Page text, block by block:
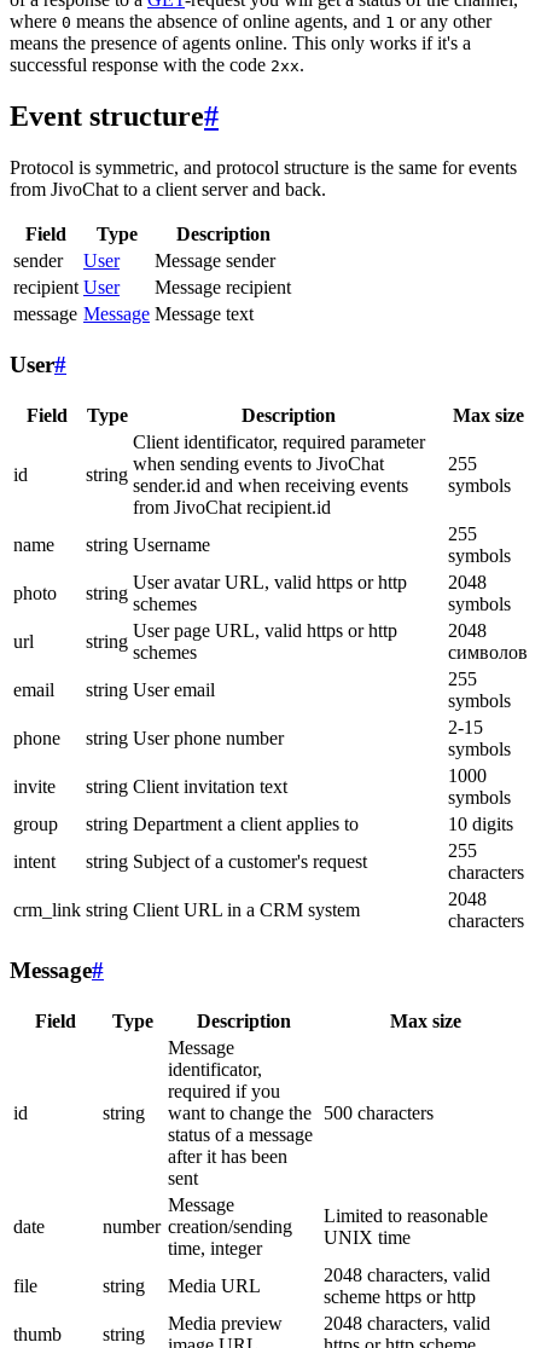
where 0 means the absence of online agents, and 1 or any other
means the presence of agents online. This only works if it's a
successful response with the code 2xx.
Event structure#
Protocol is symmetric, and protocol structure is the same for events
from JivoChat to a client server and back.
Field Type
Description
sender
User
Message sender
recipient User
Message recipient
message Message Message text
User#
Field Type Description Max size
id string
Client identificator, required parameter
when sending events to JivoChat
sender.id and when receiving events
from JivoChat recipient.id
255
symbols
name string Username
255
symbols
photo
string
User avatar URL, valid https or http
schemes
2048
symbols
url
string
User page URL, valid https or http
schemes
2048
символов
email
string User email
255
symbols
phone
string User phone number
2-15
symbols
invite
string Client invitation text
1000
symbols
group
string Department a client applies to
10 digits
intent
string Subject of a customer's request
255
characters
crm_link string Client URL in a CRM system
2048
characters
Message#
Field Type Description Max size
id string
Message
identificator,
required if you
want to change the
status of a message
after it has been
sent
500 characters
date number
Message
creation/sending
time, integer
Limited to reasonable
UNIX time
file string Media URL
2048 characters, valid
scheme https or http
thumb
string
Media preview
2048 characters, valid